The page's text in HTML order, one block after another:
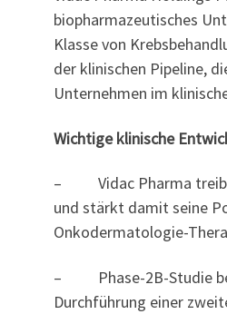
biopharmazeutisches
Klasse von
der klinischen Pipeline,
Unternehmen im
Wichtige klinische
– Vidac Pharma treibt
und stärkt damit seine
Onkodermatologie-
– Phase-2B-Studie bei
Durchführung einer